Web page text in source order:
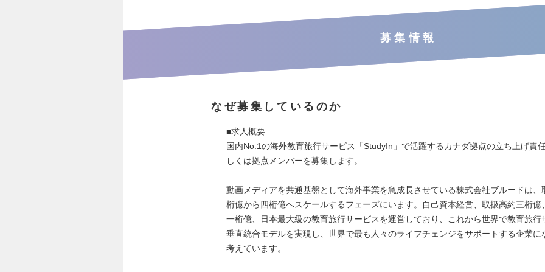
募集情報
なぜ募集しているのか
■求人概要
国内No.1の海外教育旅行サービス「StudyIn」で活躍するカナダ拠点の立ち上げ責
しくは拠点メンバーを募集します。
動画メディアを共通基盤として海外事業を急成長させている株式会社ブルードは、
桁億から四桁億へスケールするフェーズにいます。自己資本経営、取扱高約三桁億
一桁億、日本最大級の教育旅行サービスを運営しており、これから世界で教育旅行
垂直統合モデルを実現し、世界で最も人々のライフチェンジをサポートする企業に
考えています。